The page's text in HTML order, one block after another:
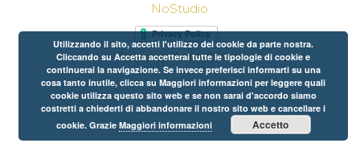
Utilizzando il sito, accetti l'utilizzo dei cookie da parte nostra.
Cliccando su Accetta accetterai tutte le tipologie di cookie e
continuerai la navigazione. Se invece preferisci informarti su una
cosa tanto inutile, clicca su Maggiori informazioni per leggere quali
cookie utilizza questo sito web e se non sarai d'accordo siamo
costretti a chiederti di abbandonare il nostro sito web e cancellare i
cookie. Grazie Maggiori informazioni Accetto
NoStudio
Terms and conditions